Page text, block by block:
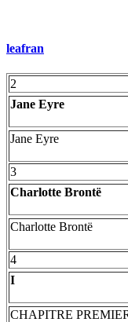
leafran
2
Jane Eyre
Jane Eyre
3
Charlotte Brontë
Charlotte Brontë
4
I
CHAPITRE